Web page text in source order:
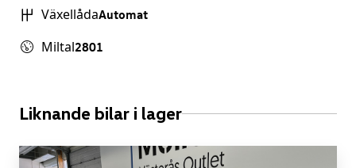
VäxellådaAutomat
Miltal2801
Liknande bilar i lager